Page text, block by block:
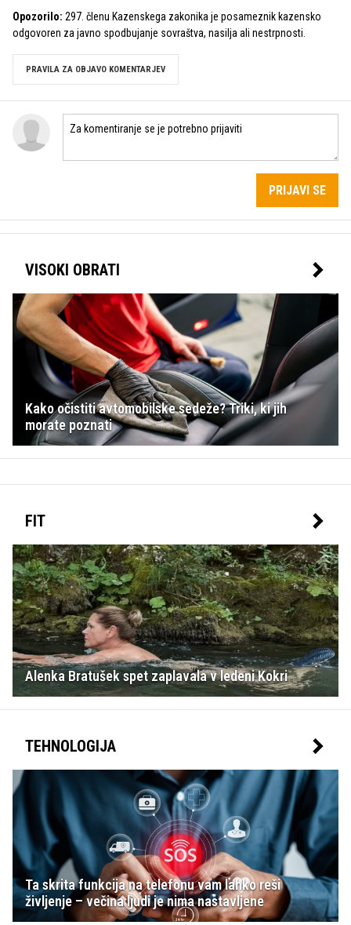
Opozorilo: 297. členu Kazenskega zakonika je posameznik kazensko
odgovoren za javno spodbujanje sovraštva, nasilja ali nestrpnosti.
PRAVILA ZA OBJAVO KOMENTARJEV
PRIJAVI SE
VISOKI OBRATI
Kako očistiti avtomobilske sedeže? Triki, ki jih
morate poznati
FIT
Alenka Bratušek spet zaplavala v ledeni Kokri
TEHNOLOGIJA
Ta skrita funkcija na telefonu vam lahko reši
življenje – večina ljudi je nima nastavljene